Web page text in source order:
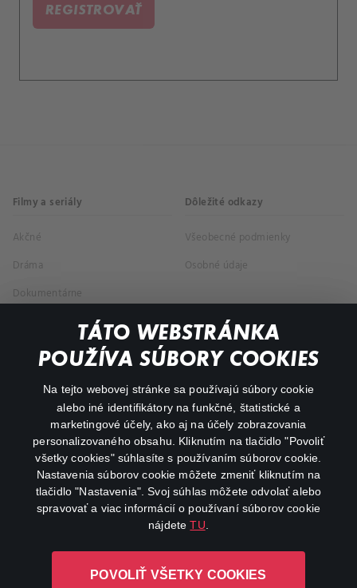
TÁTO WEBSTRÁNKA
POUŽÍVA SÚBORY COOKIES
Na tejto webovej stránke sa používajú súbory cookie
alebo iné identifikátory na funkčné, štatistické a
marketingové účely, ako aj na účely zobrazovania
personalizovaného obsahu. Kliknutím na tlačidlo "Povoliť
všetky cookies" súhlasíte s používaním súborov cookie.
Nastavenia súborov cookie môžete zmeniť kliknutím na
tlačidlo "Nastavenia". Svoj súhlas môžete odvolať alebo
spravovať a viac informácií o používaní súborov cookie
nájdeteTU
POVOLIŤ VŠETKY COOKIES
REGISTROVAŤ
Filmy a seriály
Akčné
Dráma
Dokumentárne
Dôležité odkazy
Všeobecné podmienky
Osobné údaje
Môj účet
O aplikácii Canal+
Canal+ Luxembourg S. à r.l. so sídlom Rue Albert Borschette 4,